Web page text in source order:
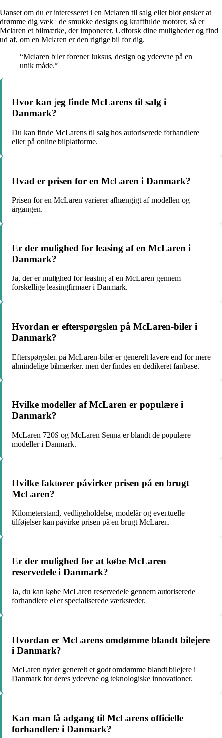
Uanset om du er interesseret i en Mclaren til salg eller blot ønsker at
drømme dig væk i de smukke designs og kraftfulde motorer, så er
Mclaren et bilmærke, der imponerer. Udforsk dine muligheder og find
ud af, om en Mclaren er den rigtige bil for dig.
“Mclaren biler forener luksus, design og ydeevne på en
unik måde.”
Hvor kan jeg finde McLarens til salg i
Danmark?
Du kan finde McLarens til salg hos autoriserede forhandlere
eller på online bilplatforme.
Hvad er prisen for en McLaren i Danmark?
Prisen for en McLaren varierer afhængigt af modellen og
årgangen.
Er der mulighed for leasing af en McLaren i
Danmark?
Ja, der er mulighed for leasing af en McLaren gennem
forskellige leasingfirmaer i Danmark.
Hvordan er efterspørgslen på McLaren-biler i
Danmark?
Efterspørgslen på McLaren-biler er generelt lavere end for mere
almindelige bilmærker, men der findes en dedikeret fanbase.
Hvilke modeller af McLaren er populære i
Danmark?
McLaren 720S og McLaren Senna er blandt de populære
modeller i Danmark.
Hvilke faktorer påvirker prisen på en brugt
McLaren?
Kilometerstand, vedligeholdelse, modelår og eventuelle
tilføjelser kan påvirke prisen på en brugt McLaren.
Er der mulighed for at købe McLaren
reservedele i Danmark?
Ja, du kan købe McLaren reservedele gennem autoriserede
forhandlere eller specialiserede værksteder.
Hvordan er McLarens omdømme blandt bilejere
i Danmark?
McLaren nyder generelt et godt omdømme blandt bilejere i
Danmark for deres ydeevne og teknologiske innovationer.
Kan man få adgang til McLarens officielle
forhandlere i Danmark?